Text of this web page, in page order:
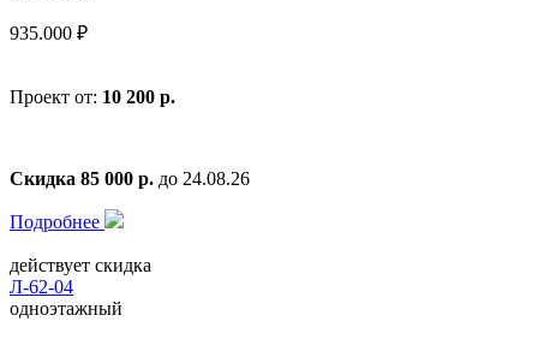
935.000 ₽
Проект от: 10 200 р.
Скидка 85 000 р. до 24.08.26
Подробнее
действует скидка
Л-62-04
одноэтажный